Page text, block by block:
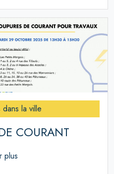
dans la ville
COURANT
plus